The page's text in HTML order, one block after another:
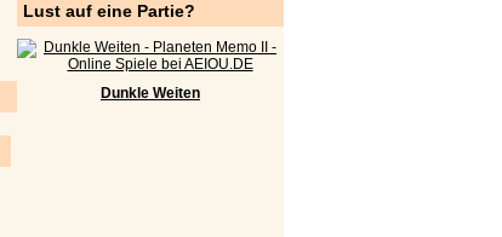
Lust auf eine Partie?
Dunkle Weiten